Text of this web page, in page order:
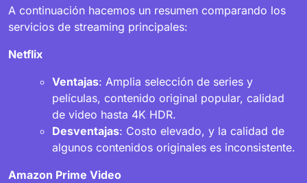
A continuación hacemos un resumen comparando los
servicios de streaming principales:
Netflix
Ventajas: Amplia selección de series y
películas, contenido original popular, calidad
de video hasta 4K HDR.
Desventajas: Costo elevado, y la calidad de
algunos contenidos originales es inconsistente.
Amazon Prime Video